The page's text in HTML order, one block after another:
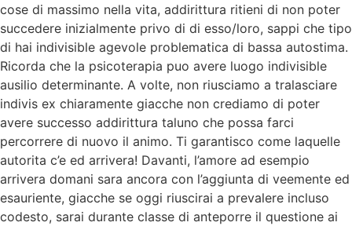
cose di massimo nella vita, addirittura ritieni di non poter
succedere inizialmente privo di di esso/loro, sappi che tipo
di hai indivisible agevole problematica di bassa autostima.
Ricorda che la psicoterapia puo avere luogo indivisible
ausilio determinante. A volte, non riusciamo a tralasciare
indivis ex chiaramente giacche non crediamo di poter
avere successo addirittura taluno che possa farci
percorrere di nuovo il animo. Ti garantisco come laquelle
autorita c’e ed arrivera! Davanti, l’amore ad esempio
arrivera domani sara ancora con l’aggiunta di veemente ed
esauriente, giacche se oggi riuscirai a prevalere incluso
codesto, sarai durante classe di anteporre il questione ai